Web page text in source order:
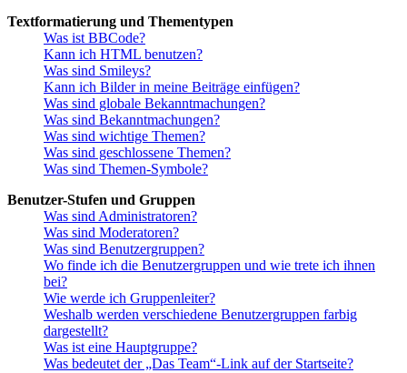
Textformatierung und Thementypen
Was ist BBCode?
Kann ich HTML benutzen?
Was sind Smileys?
Kann ich Bilder in meine Beiträge einfügen?
Was sind globale Bekanntmachungen?
Was sind Bekanntmachungen?
Was sind wichtige Themen?
Was sind geschlossene Themen?
Was sind Themen-Symbole?
Benutzer-Stufen und Gruppen
Was sind Administratoren?
Was sind Moderatoren?
Was sind Benutzergruppen?
Wo finde ich die Benutzergruppen und wie trete ich ihnen
bei?
Wie werde ich Gruppenleiter?
Weshalb werden verschiedene Benutzergruppen farbig
dargestellt?
Was ist eine Hauptgruppe?
Was bedeutet der „Das Team“-Link auf der Startseite?